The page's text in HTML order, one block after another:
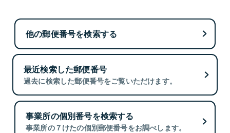
他の郵便番号を検索する
最近検索した郵便番号
過去に検索した郵便番号をご覧いただけます。
事業所の個別番号を検索する
事業所の７けたの個別郵便番号をお調べします。